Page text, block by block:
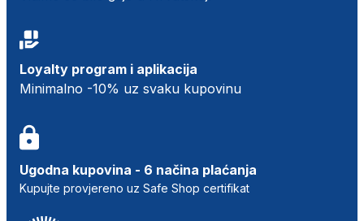
Loyalty program i aplikacija
Minimalno -10% uz svaku kupovinu
Ugodna kupovina - 6 načina plaćanja
Kupujte provjereno uz Safe Shop certifikat